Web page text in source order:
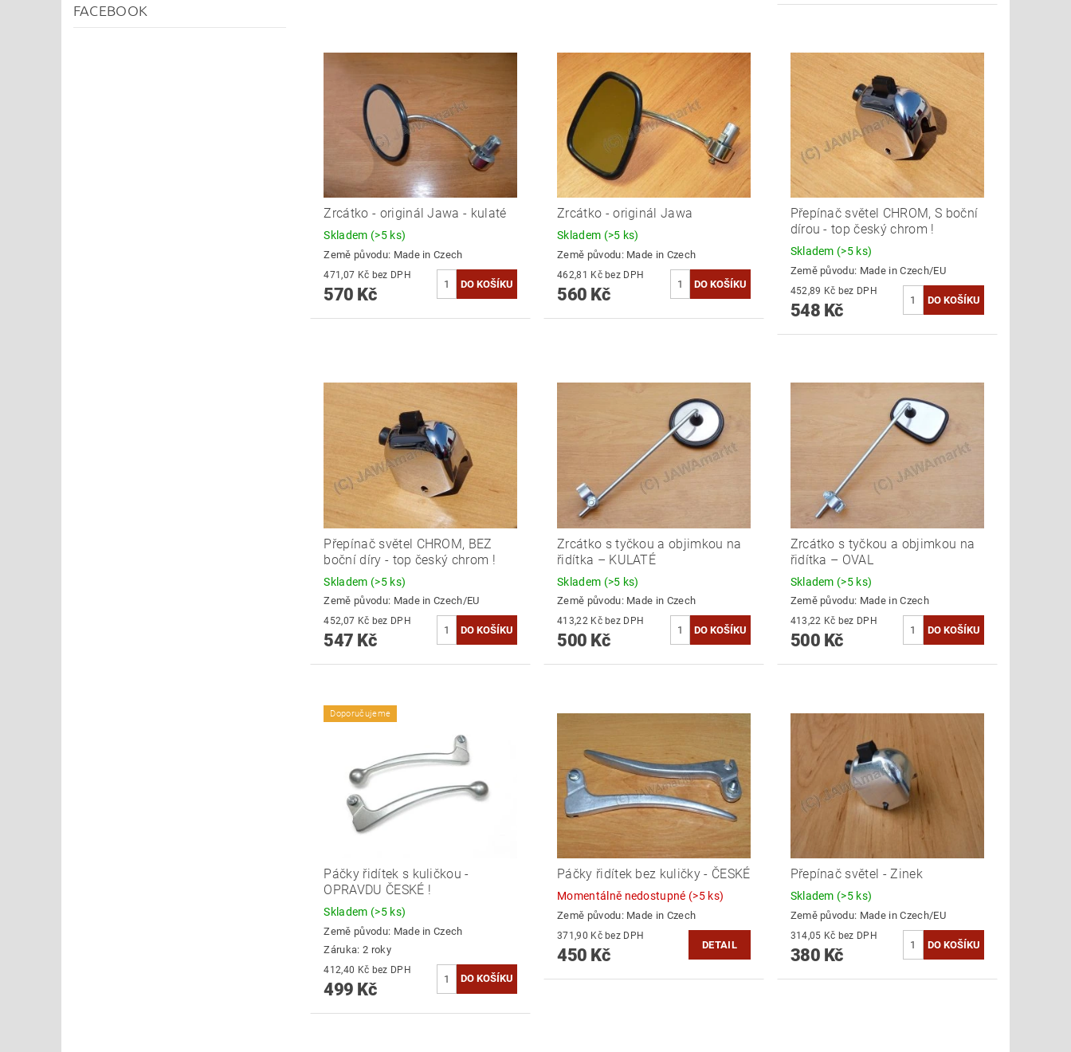
FACEBOOK
Zrcátko - originál Jawa - kulaté
Skladem (>5 ks)
Země původu: Made in Czech
471,07 Kč bez DPH
570 Kč
Zrcátko - originál Jawa
Skladem (>5 ks)
Země původu: Made in Czech
462,81 Kč bez DPH
560 Kč
Přepínač světel CHROM, S boční
dírou - top český chrom !
Skladem (>5 ks)
Země původu: Made in Czech/EU
452,89 Kč bez DPH
548 Kč
Přepínač světel CHROM, BEZ
boční díry - top český chrom !
Skladem (>5 ks)
Země původu: Made in Czech/EU
452,07 Kč bez DPH
547 Kč
Zrcátko s tyčkou a objimkou na
řidítka – KULATÉ
Skladem (>5 ks)
Země původu: Made in Czech
413,22 Kč bez DPH
500 Kč
Zrcátko s tyčkou a objimkou na
řidítka – OVAL
Skladem (>5 ks)
Země původu: Made in Czech
413,22 Kč bez DPH
500 Kč
Doporučujeme
Páčky řidítek s kuličkou -
OPRAVDU ČESKÉ !
Skladem (>5 ks)
Země původu: Made in Czech
Záruka: 2 roky
412,40 Kč bez DPH
499 Kč
Páčky řidítek bez kuličky - ČESKÉ
Momentálně nedostupné (>5 ks)
Země původu: Made in Czech
371,90 Kč bez DPH
450 Kč
DETAIL
Přepínač světel - Zinek
Skladem (>5 ks)
Země původu: Made in Czech/EU
314,05 Kč bez DPH
380 Kč